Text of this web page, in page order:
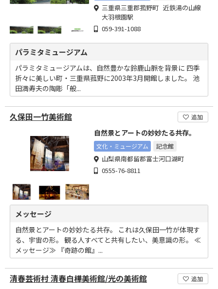
三重県三重郡菰野町 近鉄湯の山線
大羽根園駅
059-391-1088
パラミタミュージアム
パラミタミュージアムは、自然豊かな鈴鹿山脈を背景に 四季
折々に美しい町・三重県菰野に2003年3月開館しました。 池
田満寿夫の陶彫「般...
久保田一竹美術館 追加
自然景とアートの妙妙たる共存。
文化・ミュージアム 記念館
山梨県南都留郡富士河口湖町
0555-76-8811
メッセージ
自然景とアートの妙妙たる共存。 これは久保田一竹が体現す
る、宇宙の形。 観る人すべてと共有したい、美意識の形。 ≪
メッセージ≫ 『奇跡の館』...
清春芸術村 清春白樺美術館/光の美術館 追加